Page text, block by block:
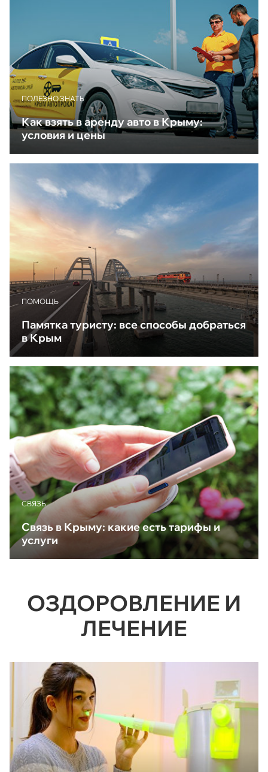
ПОЛЕЗНО ЗНАТЬ
Как взять в аренду авто в Крыму:
условия и цены
ПОМОЩЬ
Памятка туристу: все способы добраться
в Крым
CВЯЗЬ
Связь в Крыму: какие есть тарифы и
услуги
ОЗДОРОВЛЕНИЕ И
ЛЕЧЕНИЕ